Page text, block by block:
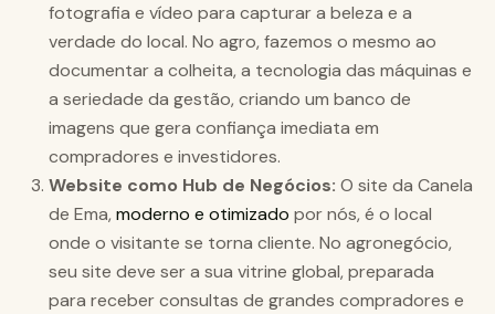
fotografia e vídeo para capturar a beleza e a
verdade do local. No agro, fazemos o mesmo ao
documentar a colheita, a tecnologia das máquinas e
a seriedade da gestão, criando um banco de
imagens que gera confiança imediata em
compradores e investidores.
Website como Hub de Negócios: O site da Canela
de Ema, moderno e otimizado por nós, é o local
onde o visitante se torna cliente. No agronegócio,
seu site deve ser a sua vitrine global, preparada
para receber consultas de grandes compradores e